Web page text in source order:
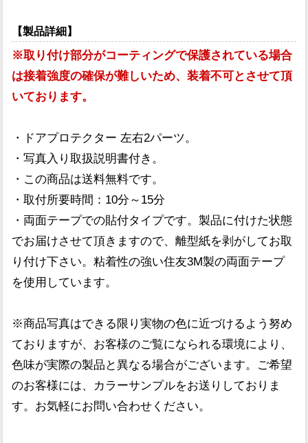
【製品詳細】
※取り付け部分がコーティングで保護されている場合
は接着強度の確保が難しいため、装着不可とさせて頂
いております。
・ドアプロテクター 左右2パーツ。
・写真入り取扱説明書付き。
・この商品は送料無料です。
・取付所要時間：10分～15分
・両面テープでの貼付タイプです。製品に付けた状態
でお届けさせて頂きますので、離型紙を剥がしてお取
り付け下さい。粘着性の強い住友3M製の両面テープ
を使用しています。
※商品写真はできる限り実物の色に近づけるよう努め
ておりますが、お客様のご覧になられる環境により、
色味が実際の製品と異なる場合がございます。ご希望
のお客様には、カラーサンプルをお送りしておりま
す。お気軽にお問い合わせください。